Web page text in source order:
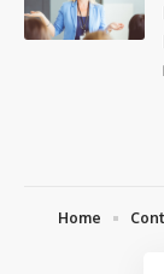
Home